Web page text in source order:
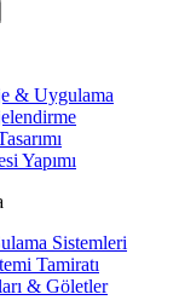
& Uygulama
Yapımı
Sistemleri
Tamiratı
& Göletler